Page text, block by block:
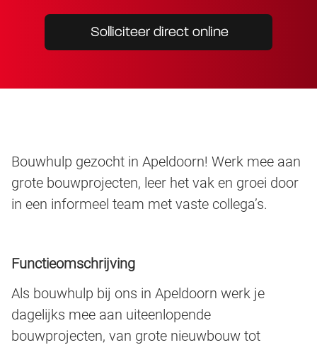
Solliciteer direct online
Bouwhulp gezocht in Apeldoorn! Werk mee aan
grote bouwprojecten, leer het vak en groei door
in een informeel team met vaste collega’s.
Functieomschrijving
Als bouwhulp bij ons in Apeldoorn werk je
dagelijks mee aan uiteenlopende
bouwprojecten, van grote nieuwbouw tot